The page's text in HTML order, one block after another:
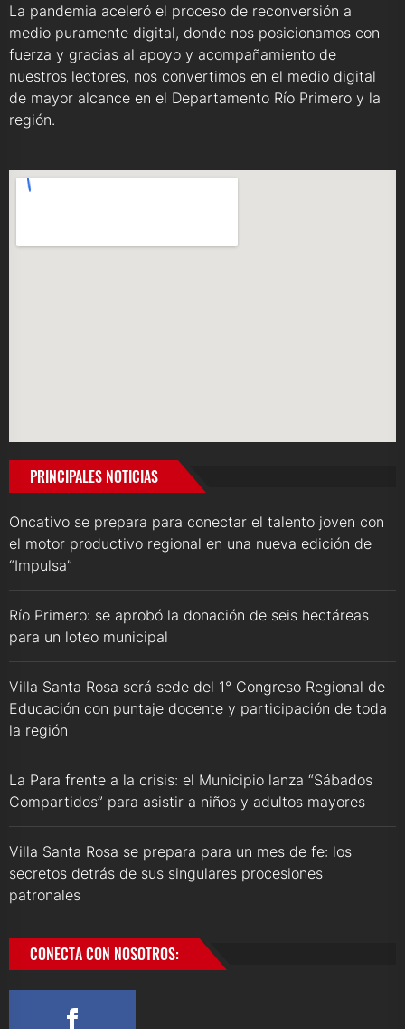
La pandemia aceleró el proceso de reconversión a
medio puramente digital, donde nos posicionamos con
fuerza y gracias al apoyo y acompañamiento de
nuestros lectores, nos convertimos en el medio digital
de mayor alcance en el Departamento Río Primero y la
región.
PRINCIPALES NOTICIAS
Oncativo se prepara para conectar el talento joven con
el motor productivo regional en una nueva edición de
“Impulsa”
Río Primero: se aprobó la donación de seis hectáreas
para un loteo municipal
Villa Santa Rosa será sede del 1° Congreso Regional de
Educación con puntaje docente y participación de toda
la región
La Para frente a la crisis: el Municipio lanza “Sábados
Compartidos” para asistir a niños y adultos mayores
Villa Santa Rosa se prepara para un mes de fe: los
secretos detrás de sus singulares procesiones
patronales
CONECTA CON NOSOTROS: